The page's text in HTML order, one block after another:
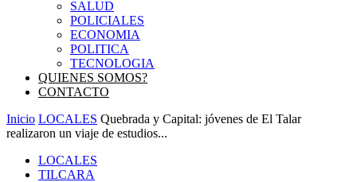
SALUD
POLICIALES
ECONOMIA
POLITICA
TECNOLOGIA
QUIENES SOMOS?
CONTACTO
Inicio LOCALES Quebrada y Capital: jóvenes de El Talar
realizaron un viaje de estudios...
LOCALES
TILCARA